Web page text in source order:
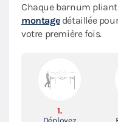
Chaque barnum pliant
montagedétaillée
votre première fois.
1.